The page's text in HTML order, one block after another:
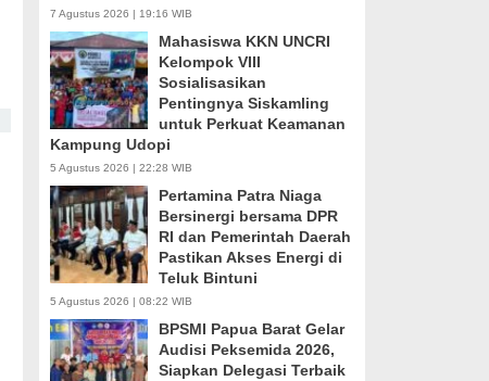
7 Agustus 2026 | 19:16 WIB
Mahasiswa KKN UNCRI
Kelompok VIII
Sosialisasikan
Pentingnya Siskamling
untuk Perkuat Keamanan
Kampung Udopi
5 Agustus 2026 | 22:28 WIB
Pertamina Patra Niaga
Bersinergi bersama DPR
RI dan Pemerintah Daerah
Pastikan Akses Energi di
Teluk Bintuni
5 Agustus 2026 | 08:22 WIB
BPSMI Papua Barat Gelar
Audisi Peksemida 2026,
Siapkan Delegasi Terbaik